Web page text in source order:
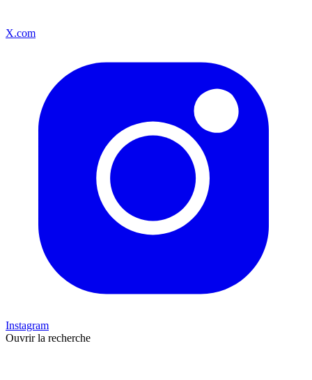
X.com
Instagram
Ouvrir la recherche